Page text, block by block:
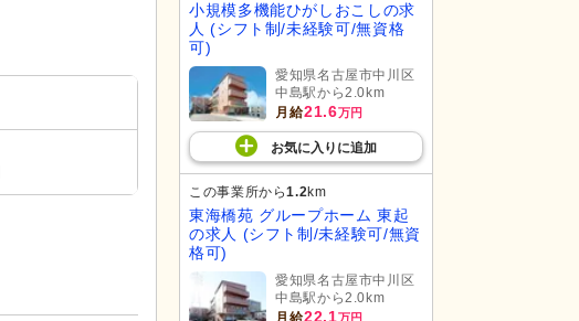
小規模多機能ひがしおこしの求
人 (シフト制/未経験可/無資格
可)
愛知県名古屋市中川区
中島駅から2.0km
月給21.6万円
お気に入り に追加
この事業所から1.2km
東海橋苑 グループホーム 東起
の求人 (シフト制/未経験可/無資
格可)
愛知県名古屋市中川区
中島駅から2.0km
月給22.1万円